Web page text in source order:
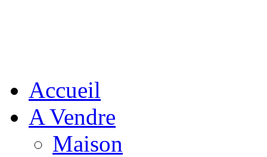
Accueil
A Vendre
Maison